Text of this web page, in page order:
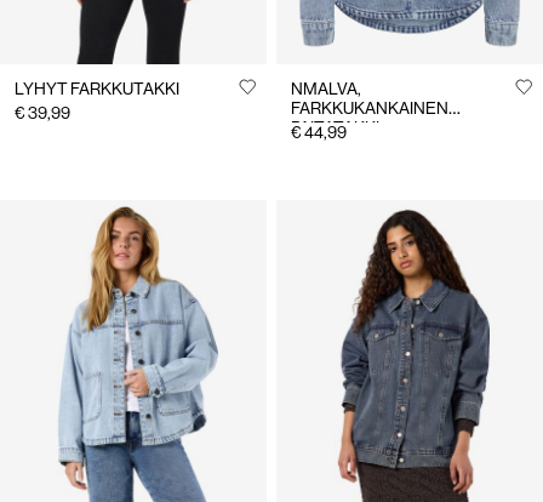
LYHYT FARKKUTAKKI
€ 39,99
NMALVA,
FARKKUKANKAINEN
PAITATAKKI
€ 44,99